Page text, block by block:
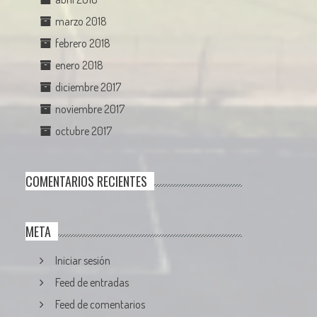
marzo 2018
febrero 2018
enero 2018
diciembre 2017
noviembre 2017
octubre 2017
COMENTARIOS RECIENTES
META
Iniciar sesión
Feed de entradas
Feed de comentarios